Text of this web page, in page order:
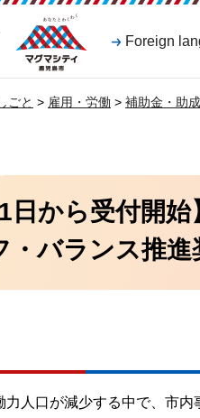
マグマシティ
鹿児島市
Foreign
ごと > 雇用・労働 > 補助金・助
日から受付開始
・バランス推進
力人口が減少する中で、市